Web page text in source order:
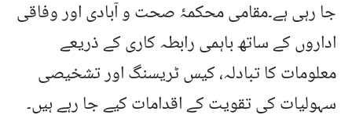
جا رہی ہے۔مقامی محکمۂ صحت و آبادی اور وفاقی
اداروں کے ساتھ باہمی رابطہ کاری کے ذریعے
معلومات کا تبادلہ، کیس ٹریسنگ اور تشخیصی
سہولیات کی تقویت کے اقدامات کیے جا رہے ہیں۔